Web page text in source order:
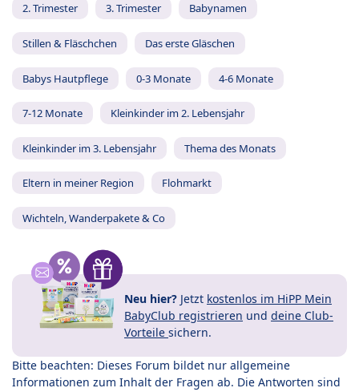
2. Trimester 3. Trimester Babynamen
Stillen & Fläschchen Das erste Gläschen
Babys Hautpflege 0-3 Monate 4-6 Monate
7-12 Monate Kleinkinder im 2. Lebensjahr
Kleinkinder im 3. Lebensjahr Thema des Monats
Eltern in meiner Region Flohmarkt
Wichteln, Wanderpakete & Co
Neu hier? Jetzt kostenlos im HiPP Mein
BabyClub registrieren und deine Club-
Vorteile sichern.
Bitte beachten: Dieses Forum bildet nur allgemeine
Informationen zum Inhalt der Fragen ab. Die Antworten sind